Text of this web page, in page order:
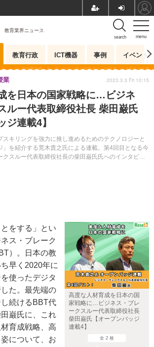
menu
search
教育業界ニュース
教育行政 ICT機器 事例 イベント
を日本の国家戦略に…ビジネ
ルー代表取締役社長 柴田巌氏
ジ連載4】
キリングを強力に推し進めるためのテクノロジーと
」を紹介する荒木貴之氏による連載。第4回目となる今
クスルー代表取締役社長の柴田巌氏氏へのインタビュ
業 2023.3.3 Fri 10:15
高度な人材育成を日本の国
家戦略に…ビジネス・ブレ
ークスルー代表取締役社長
柴田巌氏【オープンバッジ
連載4】
全 2 枚
をする」とい
ス・ブレーク
）。日本の教
早く2020年に
使ったデジタ
た。最先端の
続けるBBT代
巌氏に、これ
育成戦略、高
について、お